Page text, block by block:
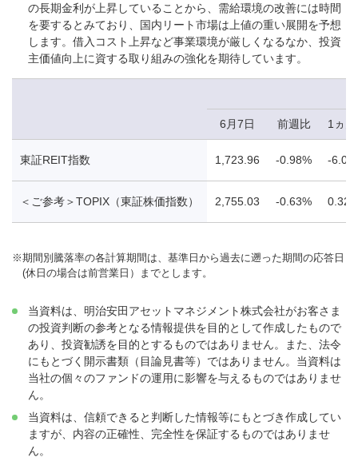
の長期金利が上昇していることから、需給環境の改善には時間
を要するとみており、国内リート市場は上値の重い展開を予想
します。借入コスト上昇など事業環境が厳しくなるなか、投資
主価値向上に資する取り組みの強化を期待しています。
6月7日 前週比 1ヵ
東証REIT指数 1,723.96 -0.98% -
＜ご参考＞TOPIX（東証株価指数） 2,755.03 -0.63%
※期間別騰落率の各計算期間は、基準日から過去に遡った期間の応答日
(休日の場合は前営業日）までとします。
当資料は、明治安田アセットマネジメント株式会社がお客さま
の投資判断の参考となる情報提供を目的として作成したもので
あり、投資勧誘を目的とするものではありません。また、法令
にもとづく開示書類（目論見書等）ではありません。当資料は
当社の個々のファンドの運用に影響を与えるものではありませ
ん。
当資料は、信頼できると判断した情報等にもとづき作成してい
ますが、内容の正確性、完全性を保証するものではありませ
ん。